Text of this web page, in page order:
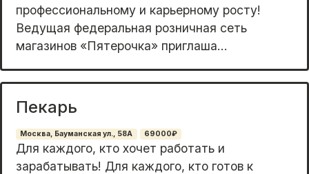
профессиональному и карьерному росту!
Ведущая федеральная розничная сеть
магазинов «Пятерочка» приглаша...
Пекарь
Москва, Бауманская ул., 58А 69000₽
Для каждого, кто хочет работать и
зарабатывать! Для каждого, кто готов к